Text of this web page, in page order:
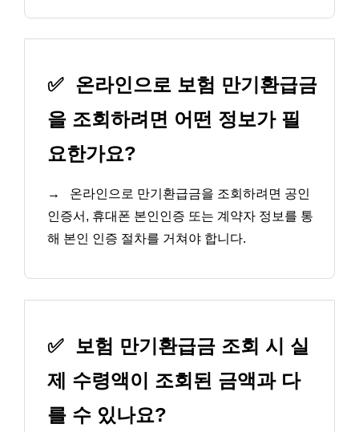
✅ 온라인으로 보험 만기환급금
을 조회하려면 어떤 정보가 필
요한가요?
→
온라인으로 만기환급금을 조회하려면 공인
인증서, 휴대폰 본인인증 또는 계약자 정보를 통
해 본인 인증 절차를 거쳐야 합니다.
✅ 보험 만기환급금 조회 시 실
제 수령액이 조회된 금액과 다
를 수 있나요?